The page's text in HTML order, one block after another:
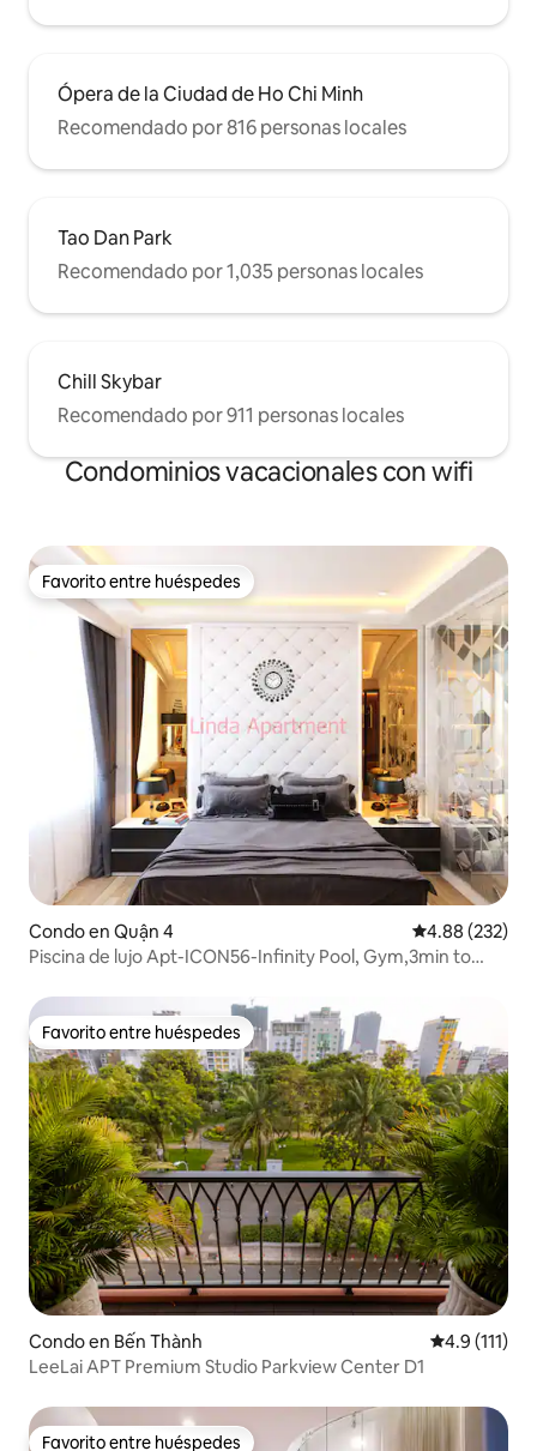
Ópera de la Ciudad de Ho Chi Minh
Recomendado por 816 personas locales
Tao Dan Park
Recomendado por 1,035 personas locales
Chill Skybar
Recomendado por 911 personas locales
Condominios vacacionales con wifi
Favorito entre huéspedes
Favorito entre huéspedes
Condo en Quận 4 Calificación
4.88 (232)
Piscina de lujo Apt-ICON56-Infinity Pool, Gym,3min to
Favorito entre huéspedes
Favorito entre huéspedes
Condo en Bến Thành Calificación
4.9 (111)
LeeLai APT Premium Studio Parkview Center D1
Favorito entre huéspedes